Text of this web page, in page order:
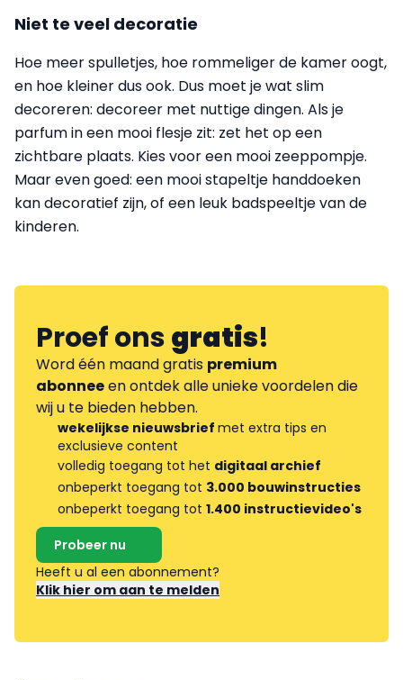
Niet te veel decoratie
Hoe meer spulletjes, hoe rommeliger de kamer oogt,
en hoe kleiner dus ook. Dus moet je wat slim
decoreren: decoreer met nuttige dingen. Als je
parfum in een mooi flesje zit: zet het op een
zichtbare plaats. Kies voor een mooi zeeppompje.
Maar even goed: een mooi stapeltje handdoeken
kan decoratief zijn, of een leuk badspeeltje van de
kinderen.
Proef onsgratis!
Word één maand gratis premium
abonneeen ontdek alle unieke voordelen die
wij u te bieden hebben.
wekelijkse nieuwsbrief met extra tips en
exclusieve content
volledig toegang tot het digitaal archief
onbeperkt toegang tot 3.000 bouwinstructies
onbeperkt toegang tot 1.400 instructievideo's
Probeer nu
Heeft u al een abonnement?
Klik hier om aan te melden